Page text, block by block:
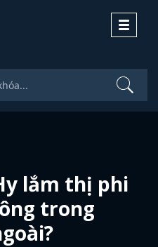
Toggle
lắm thị phi
trong